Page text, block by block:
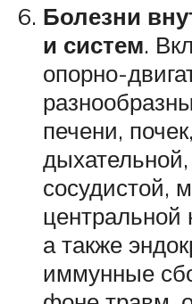
Болезни
и систем.
опорно-
печени,
сосудистой,
центральной
а также
иммунные